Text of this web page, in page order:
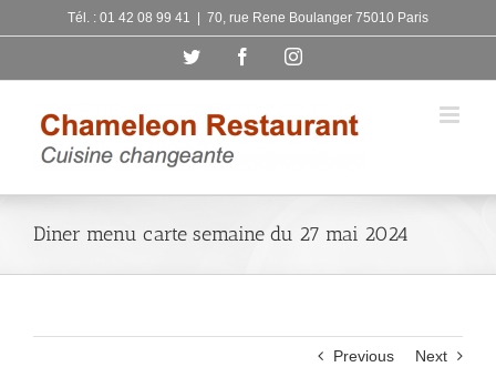
to
Tél. : 01 42 08 99 41 70, rue Rene Boulanger 75010 Paris
Twitter FacebookInstagram
Diner menu carte semaine du 27 mai 2024
Previous Next